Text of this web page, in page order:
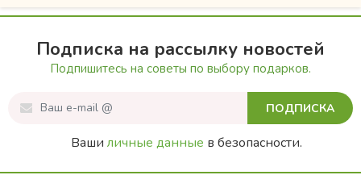
Подписка на рассылку новостей
Подпишитесь на советы по выбору подарков.
ПОДПИСКА
Ваши личные данные в безопасности.